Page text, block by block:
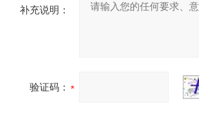
补充说明：
验证码：